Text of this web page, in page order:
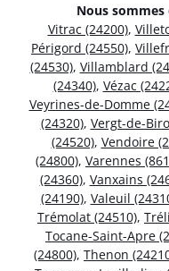
Nous
Vitrac (24200),
Périgord (24550),
(24530), Villamblard
(24340), Vézac
Veyrines-de-Domme
(24320), Vergt-de-
(24520), Vendoire
(24800), Varennes
(24360), Vanxains
(24190), Valeuil
Trémolat (24510),
Tocane-Saint-Apre
(24800), Thenon